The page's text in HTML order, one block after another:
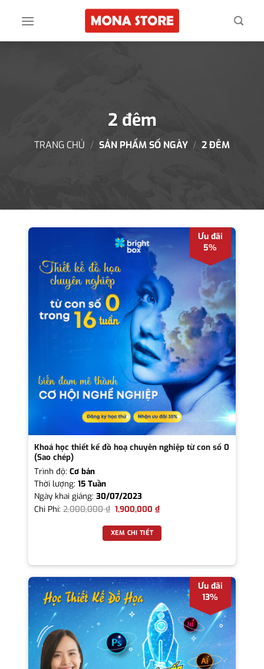
2 đêm
TRANG CHỦ / SẢN PHẨM SỐ NGÀY / 2 ĐÊM
Ưu đãi
5%
Khoá học thiết kế đồ hoạ chuyên nghiệp từ con số 0
(Sao chép)
Trình độ:Cơ bản
Thời lượng:15 Tuần
Ngày khai giảng:30/07/2023
Chi Phí:2,000,000₫ 1,900,000₫
XEM CHI TIẾT
Ưu đãi
13%